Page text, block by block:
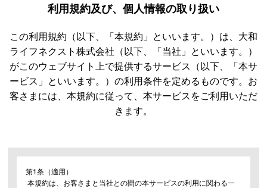
利用規約及び、個人情報の取り扱い
この利用規約（以下、「本規約」といいます。）は、大和
ライフネクスト株式会社（以下、「当社」といいます。）
がこのウェブサイト上で提供するサービス（以下、「本サ
ービス」といいます。）の利用条件を定めるものです。お
客さまには、本規約に従って、本サービスをご利用いただ
きます。
第1条（適用）
本規約は、お客さまと当社との間の本サービスの利用に関わる一